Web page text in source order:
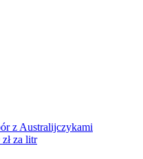
z Australijczykami
za litr